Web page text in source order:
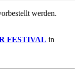
werden.
FESTIVAL in